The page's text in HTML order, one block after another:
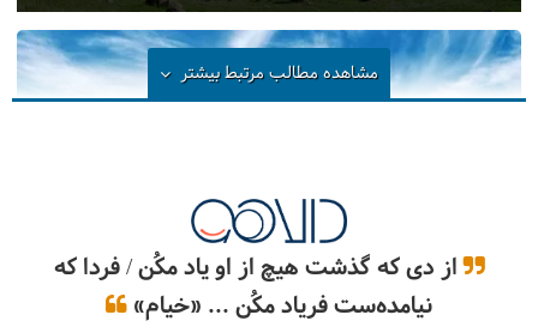
مشاهده مطالب مرتبطبیشتر
از دی که گذشت هیچ از او یاد مکُن / فردا که
نیامده‌ست فریاد مکُن ... «خیام»